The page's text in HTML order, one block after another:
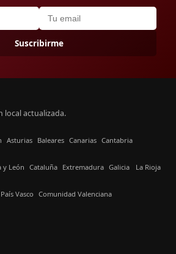
Suscribirme
local actualizada.
Asturias Baleares Canarias Cantabria
y León Cataluña Extremadura Galicia La Rioja
País Vasco Comunidad Valenciana